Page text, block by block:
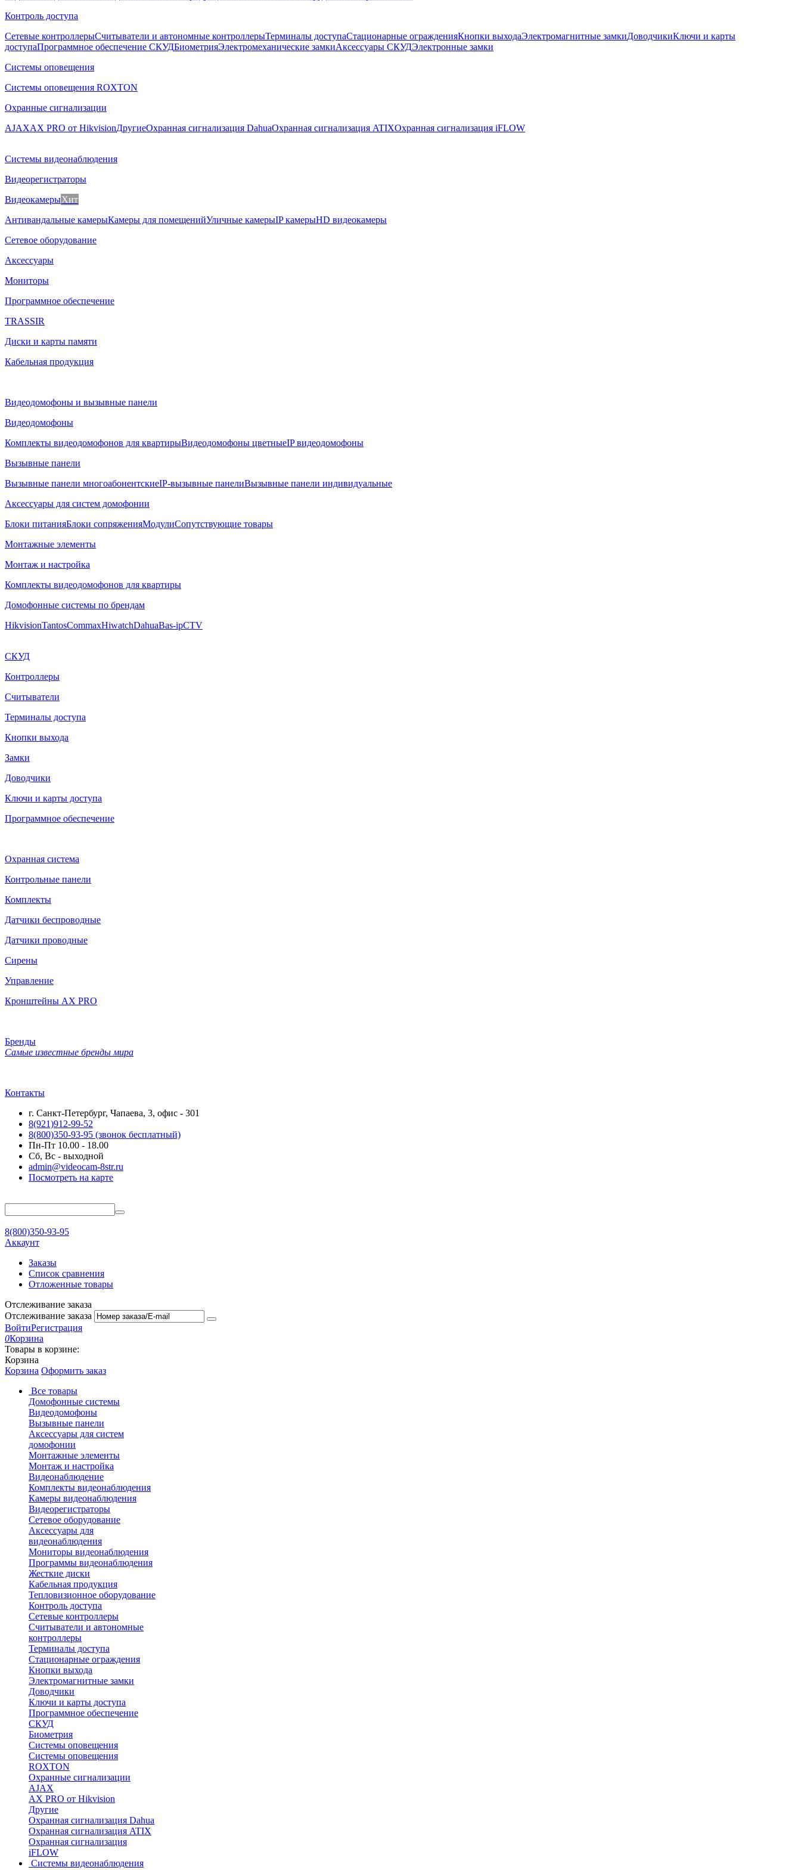
Контроль доступа
Сетевые контроллерыСчитыватели и автономные контроллерыТерминалы доступаСтационарные огражденияКнопки выходаЭлектромагнитные замкиДоводчикиКлючи и карты
доступаПрограммное обеспечение СКУДБиометрияЭлектромеханические замкиАксессуары СКУДЭлектронные замки
Системы оповещения
Системы оповещения ROXTON
Охранные сигнализации
AJAXAX PRO от HikvisionДругиеОхранная сигнализация DahuaОхранная сигнализация ATIXОхранная сигнализация iFLOW
Системы видеонаблюдения
Видеорегистраторы
ВидеокамерыХит
Антивандальные камерыКамеры для помещенийУличные камерыIP камерыHD видеокамеры
Сетевое оборудование
Аксессуары
Мониторы
Программное обеспечение
TRASSIR
Диски и карты памяти
Кабельная продукция
Видеодомофоны и вызывные панели
Видеодомофоны
Комплекты видеодомофонов для квартирыВидеодомофоны цветныеIP видеодомофоны
Вызывные панели
Вызывные панели многоабонентскиеIP-вызывные панелиВызывные панели индивидуальные
Аксессуары для систем домофонии
Блоки питанияБлоки сопряженияМодулиСопутствующие товары
Монтажные элементы
Монтаж и настройка
Комплекты видеодомофонов для квартиры
Домофонные системы по брендам
HikvisionTantosCommaxHiwatchDahuaBas-ipCTV
СКУД
Контроллеры
Считыватели
Терминалы доступа
Кнопки выхода
Замки
Доводчики
Ключи и карты доступа
Программное обеспечение
Охранная система
Контрольные панели
Комплекты
Датчики беспроводные
Датчики проводные
Сирены
Управление
Кронштейны AX PRO
Бренды
Самые известные бренды мира
Контакты
г. Санкт-Петербург, Чапаева, 3, офис - 301
8(921)912-99-52
8(800)350-93-95 (звонок бесплатный)
Пн-Пт 10.00 - 18.00
Сб, Вс - выходной
admin@videocam-8str.ru
Посмотреть на карте
8(800)350-93-95
Аккаунт
Заказы
Список сравнения
Отложенные товары
Отслеживание заказа
Отслеживание заказа
ВойтиРегистрация
0Корзина
Товары в корзине:
Корзина
Корзина Оформить заказ
Все товары
Домофонные системы
Видеодомофоны
Вызывные панели
Аксессуары для систем
домофонии
Монтажные элементы
Монтаж и настройка
Видеонаблюдение
Комплекты видеонаблюдения
Камеры видеонаблюдения
Видеорегистраторы
Сетевое оборудование
Аксессуары для
видеонаблюдения
Мониторы видеонаблюдения
Программы видеонаблюдения
Жесткие диски
Кабельная продукция
Тепловизионное оборудование
Контроль доступа
Сетевые контроллеры
Считыватели и автономные
контроллеры
Терминалы доступа
Стационарные ограждения
Кнопки выхода
Электромагнитные замки
Доводчики
Ключи и карты доступа
Программное обеспечение
СКУД
Биометрия
Системы оповещения
Системы оповещения
ROXTON
Охранные сигнализации
AJAX
AX PRO от Hikvision
Другие
Охранная сигнализация Dahua
Охранная сигнализация ATIX
Охранная сигнализация
iFLOW
Системы видеонаблюдения